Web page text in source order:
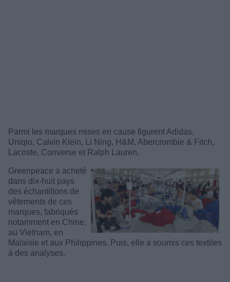
Parmi les marques mises en cause figurent Adidas,
Uniqlo, Calvin Klein, Li Ning, H&M, Abercrombie & Fitch,
Lacoste, Converse et Ralph Lauren.
Greenpeace a acheté
dans dix-huit pays
des échantillons de
vêtements de ces
marques, fabriqués
notamment en Chine,
au Vietnam, en
Malaisie et aux Philippines. Puis, elle a soumis ces textiles
à des analyses.